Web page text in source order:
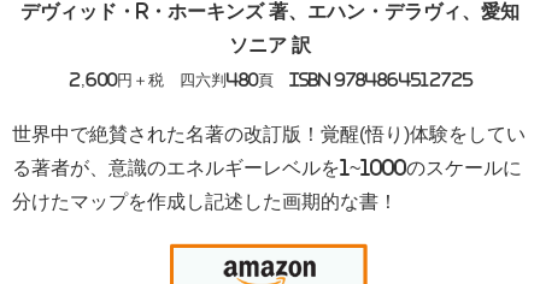
デヴィッド・R・ホーキンズ 著、エハン・デラヴィ、愛知
ソニア 訳
2,600円＋税 四六判480頁 ISBN 9784864512725
世界中で絶賛された名著の改訂版！覚醒(悟り)体験をしてい
る著者が、意識のエネルギーレベルを1~1000のスケールに
分けたマップを作成し記述した画期的な書！